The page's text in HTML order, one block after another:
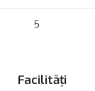
5
Facilități